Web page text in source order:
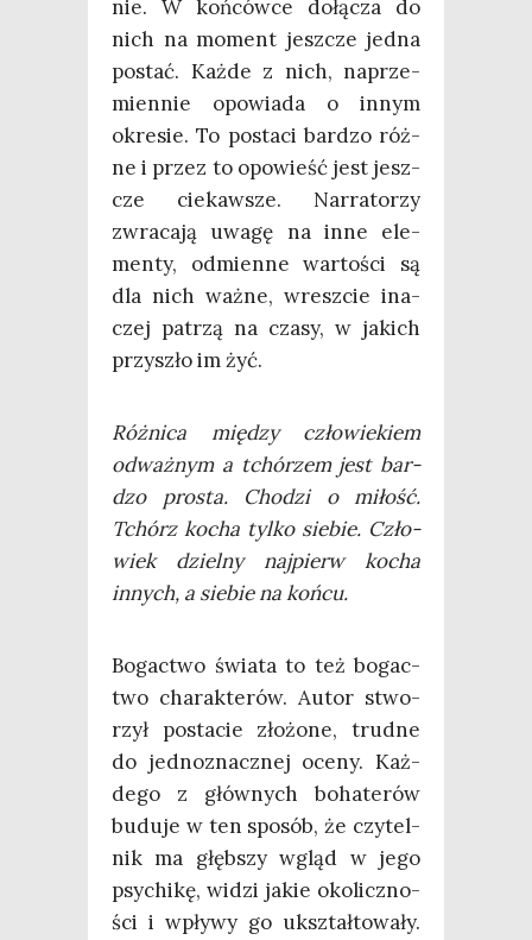
nie. W koń­ców­ce dołą­cza do
nich na moment jesz­cze jed­na
postać. Każ­de z nich, naprze­
mien­nie opo­wia­da o innym
okre­sie. To posta­ci bar­dzo róż­
ne i przez to opo­wieść jest jesz­
cze cie­kaw­sze. Nar­ra­to­rzy
zwra­ca­ją uwa­gę na inne ele­
men­ty, odmien­ne war­to­ści są
dla nich waż­ne, wresz­cie ina­
czej patrzą na cza­sy, w jakich
przy­szło im żyć.
Róż­ni­ca mię­dzy czło­wie­kiem
odważ­nym a tchó­rzem jest bar­
dzo pro­sta. Cho­dzi o miłość.
Tchórz kocha tyl­ko sie­bie. Czło­
wiek dziel­ny naj­pierw kocha
innych, a sie­bie na końcu.
Bogac­two świa­ta to też bogac­
two cha­rak­te­rów. Autor stwo­
rzył posta­cie zło­żo­ne, trud­ne
do jed­no­znacz­nej oce­ny. Każ­
de­go z głów­nych boha­te­rów
budu­je w ten spo­sób, że czy­tel­
nik ma głęb­szy wgląd w jego
psy­chi­kę, widzi jakie oko­licz­no­
ści i wpły­wy go ukształ­to­wa­ły.